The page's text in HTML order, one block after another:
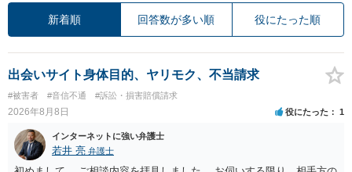
新着順 回答数が多い順 役にたった順
出会いサイト身体目的、ヤリモク、不当請求
#被害者 #音信不通 #訴訟・損害賠償請求
2026年8月8日 役にたった 1
インターネットに強い弁護士
若井 亮 弁護士